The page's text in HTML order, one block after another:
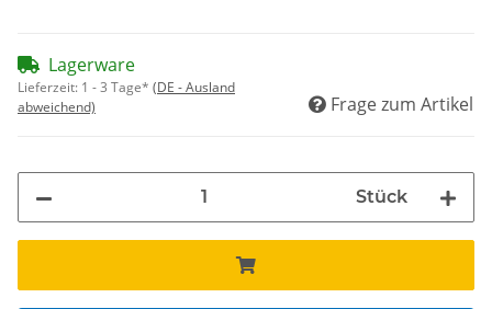
Lagerware
Lieferzeit: 1 - 3 Tage* (DE - Ausland
abweichend)
Frage zum Artikel
Stück